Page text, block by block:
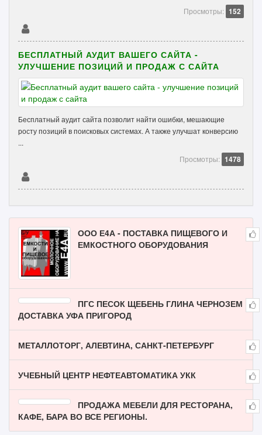
Просмотры: 152
БЕСПЛАТНЫЙ АУДИТ ВАШЕГО САЙТА -
УЛУЧШЕНИЕ ПОЗИЦИЙ И ПРОДАЖ С САЙТА
Бесплатный аудит сайта позволит найти ошибки, мешающие
росту позиций в поисковых системах. А также улучшат конверсию
...
Просмотры: 1478
ООО Е4А - ПОСТАВКА ПИЩЕВОГО И
ЕМКОСТНОГО ОБОРУДОВАНИЯ
ПГС ПЕСОК ЩЕБЕНЬ ГЛИНА ЧЕРНОЗЕМ
ДОСТАВКА УФА ПРИГОРОД
МЕТАЛЛОТОРГ, АЛЕВТИНА, САНКТ-ПЕТЕРБУРГ
УЧЕБНЫЙ ЦЕНТР НЕФТЕАВТОМАТИКА УКК
ПРОДАЖА МЕБЕЛИ ДЛЯ РЕСТОРАНА,
КАФЕ, БАРА ВО ВСЕ РЕГИОНЫ.